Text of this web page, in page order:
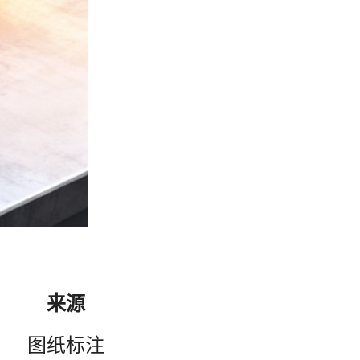
来源
图纸标注